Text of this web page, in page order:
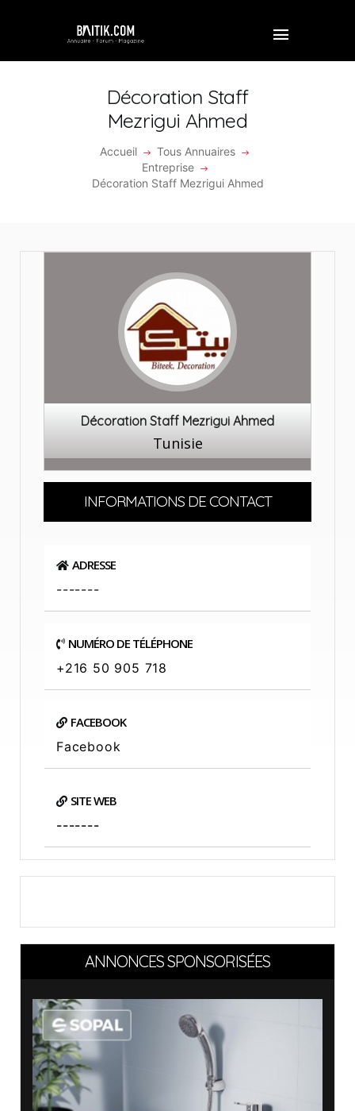
Décoration Staff
Mezrigui Ahmed
Accueil
Tous Annuaires
Entreprise
Décoration Staff Mezrigui Ahmed
PROFESSIONNEL
REJOINDRE BAITIK
CONTACT
Décoration Staff Mezrigui Ahmed
Tunisie
INFORMATIONS DE CONTACT
ADRESSE
-------
NUMÉRO DE TÉLÉPHONE
+216 50 905 718
FACEBOOK
Facebook
SITE WEB
-------
ANNONCES SPONSORISÉES